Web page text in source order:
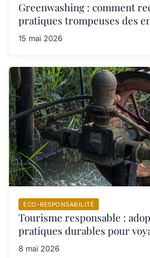
Greenwashing : comment
pratiques trompeuses des
15 mai 2026
ÉCO-RESPONSABILITÉ
Tourisme responsable :
pratiques durables pour
8 mai 2026